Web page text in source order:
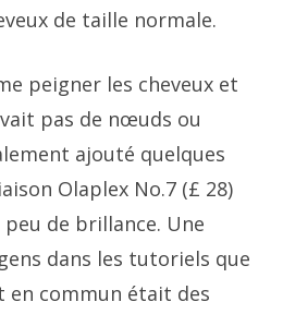
de taille normale.
peigner les cheveux et
pas de nœuds ou
ajouté quelques
Olaplex No.7 (£ 28)
de brillance. Une
dans les tutoriels que
en commun était des